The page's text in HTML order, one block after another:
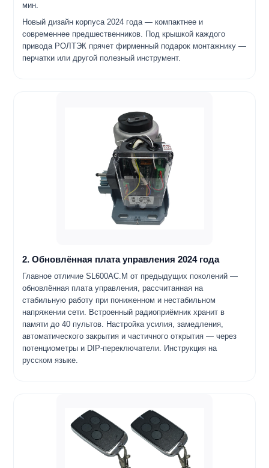
мин.
Новый дизайн корпуса 2024 года — компактнее и
современнее предшественников. Под крышкой каждого
привода РОЛТЭК прячет фирменный подарок монтажнику —
перчатки или другой полезный инструмент.
2. Обновлённая плата управления 2024 года
Главное отличие SL600AC.M от предыдущих поколений —
обновлённая плата управления, рассчитанная на
стабильную работу при пониженном и нестабильном
напряжении сети. Встроенный радиоприёмник хранит в
памяти до 40 пультов. Настройка усилия, замедления,
автоматического закрытия и частичного открытия — через
потенциометры и DIP-переключатели. Инструкция на
русском языке.